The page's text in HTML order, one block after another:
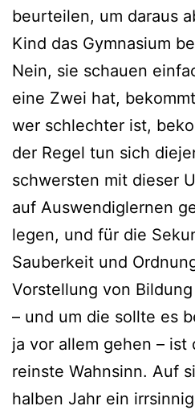
beurteilen, um daraus
Kind das Gymnasium
Nein, sie schauen
eine Zwei hat,
wer schlechter ist,
der Regel tun sich
schwersten mit dieser
auf Auswendiglernen
legen, und für die
Sauberkeit und
Vorstellung von
– und um die sollte es
ja vor allem gehen – ist
reinste Wahnsinn. Auf
halben Jahr ein